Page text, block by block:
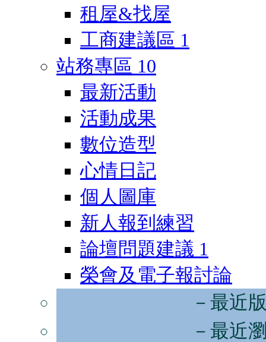
租屋&找屋
工商建議區 1
站務專區 10
最新活動
活動成果
數位造型
心情日記
個人圖庫
新人報到練習
論壇問題建議 1
榮會及電子報討論
－最近
－最近